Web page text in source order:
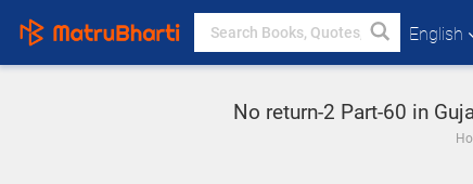
English
No return-2 Part-60 in